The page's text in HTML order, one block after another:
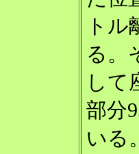
ト
る。
して
部分
いる